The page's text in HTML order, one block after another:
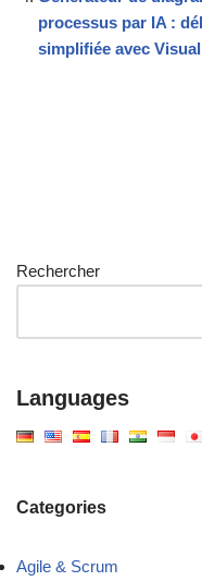
processus par IA :
simplifiée avec
Rechercher
Languages
Categories
Agile & Scrum